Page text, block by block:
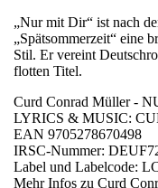
„Nur mit Dir“ ist nach
„Spätsommerzeit“ eine
Stil. Er vereint
flotten Titel.
Curd Conrad Müller -
LYRICS & MUSIC:
EAN 9705278670498
IRSC-Nummer:
Label und Labelcode:
Mehr Infos zu Curd